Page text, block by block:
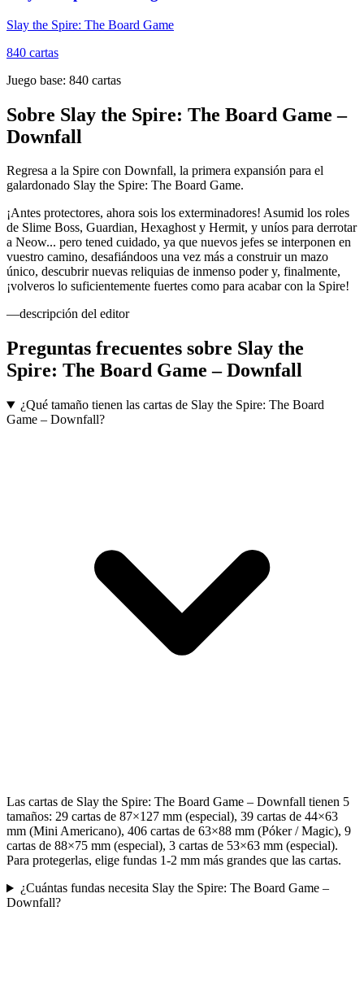
Slay the Spire: The Board Game
840 cartas
Juego base: 840 cartas
Sobre Slay the Spire: The Board Game –
Downfall
Regresa a la Spire con Downfall, la primera expansión para el
galardonado Slay the Spire: The Board Game.
¡Antes protectores, ahora sois los exterminadores! Asumid los roles
de Slime Boss, Guardian, Hexaghost y Hermit, y uníos para derrotar
a Neow... pero tened cuidado, ya que nuevos jefes se interponen en
vuestro camino, desafiándoos una vez más a construir un mazo
único, descubrir nuevas reliquias de inmenso poder y, finalmente,
¡volveros lo suficientemente fuertes como para acabar con la Spire!
—descripción del editor
Preguntas frecuentes sobre Slay the
Spire: The Board Game – Downfall
¿Qué tamaño tienen las cartas de Slay the Spire: The Board
Game – Downfall?
Las cartas de Slay the Spire: The Board Game – Downfall tienen 5
tamaños: 29 cartas de 87×127 mm (especial), 39 cartas de 44×63
mm (Mini Americano), 406 cartas de 63×88 mm (Póker / Magic), 9
cartas de 88×75 mm (especial), 3 cartas de 53×63 mm (especial).
Para protegerlas, elige fundas 1-2 mm más grandes que las cartas.
¿Cuántas fundas necesita Slay the Spire: The Board Game –
Downfall?